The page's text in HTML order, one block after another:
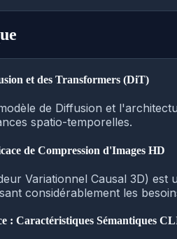
et des Transformers (DiT)
de Diffusion et
spatio-temporelles.
de Compression d'Images HD
Variationnel Causal 3D)
considérablement les
: Caractéristiques Sémantiques